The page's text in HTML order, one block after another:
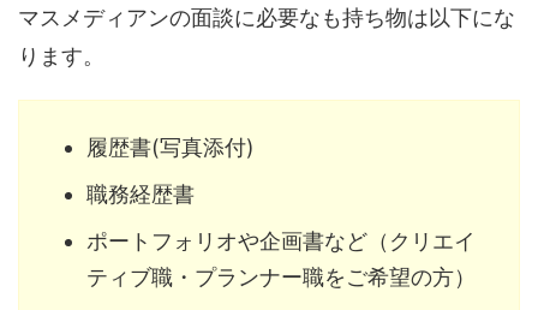
マスメディアンの面談に必要なも持ち物は以下にな
ります。
履歴書(写真添付)
職務経歴書
ポートフォリオや企画書など（クリエイ
ティブ職・プランナー職をご希望の方）